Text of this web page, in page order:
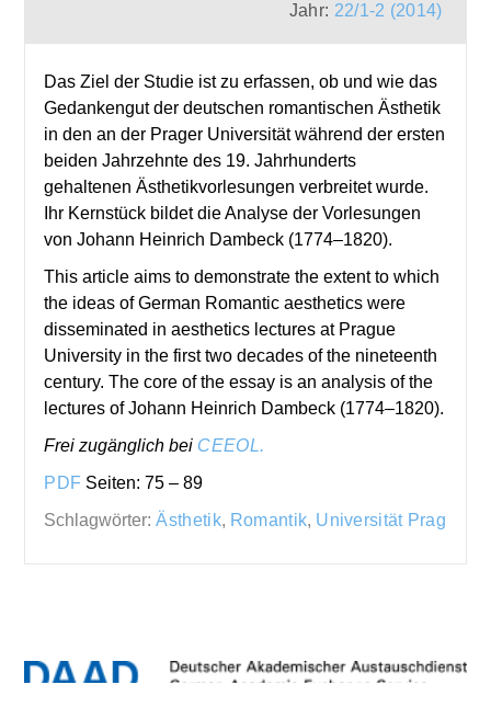
Jahr: 22/1-2 (2014)
Das Ziel der Studie ist zu erfassen, ob und wie das
Gedankengut der deutschen romantischen Ästhetik
in den an der Prager Universität während der ersten
beiden Jahrzehnte des 19. Jahrhunderts
gehaltenen Ästhetikvorlesungen verbreitet wurde.
Ihr Kernstück bildet die Analyse der Vorlesungen
von Johann Heinrich Dambeck (1774–1820).
This article aims to demonstrate the extent to which
the ideas of German Romantic aesthetics were
disseminated in aesthetics lectures at Prague
University in the first two decades of the nineteenth
century. The core of the essay is an analysis of the
lectures of Johann Heinrich Dambeck (1774–1820).
Frei zugänglich bei CEEOL.
PDF Seiten: 75 – 89
Schlagwörter:Ästhetik, Romantik, Universität Prag